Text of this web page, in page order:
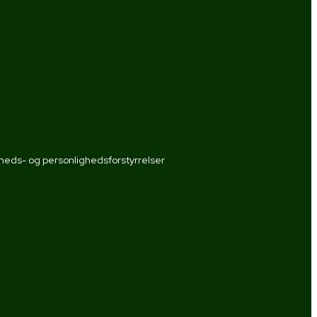
og personlighedsforstyrrelser